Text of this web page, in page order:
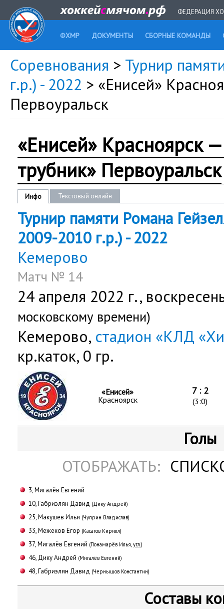
ФЕДЕРАЦИЯ
ФХМР ДОКУМЕНТЫ СБОРНЫЕ КОМАНДЫ
Соревнования > Турнир
г.р.) - 2022 > «Енисей»
Первоуральск
«Енисей» Красноярск
трубник» Первоуральск
Инфо Текстовый онлайн
Турнир памяти Романа
2009-2010 г.р.) - 2022
Кемерово
Матч № 14
24 апреля 2022 г.,
московскому времени)
Кемерово, стадион «КЛД
кр.каток, 0 гр.
«Енисей»
Красноярск
7 : 2
(3:0)
Голы
ОТОБРАЖАТЬ:
3, Мигалёв Евгений
10, Габриэлян Давид (Дику Андрей)
25, Макушев Илья (Чуприн Владислав)
33, Межеков Егор (Касагов Кирилл)
37, Мигалёв Евгений (Понамарёв Илья,угл.)
46, Дику Андрей (Мигалёв Евгений)
48, Габриэлян Давид (Чернышов Константин)
Составы